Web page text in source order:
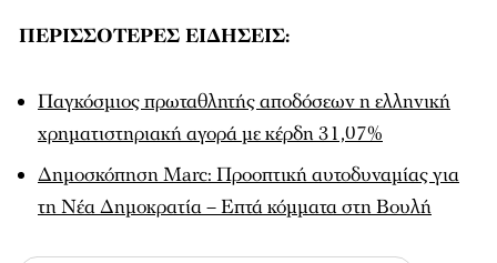
ΠΕΡΙΣΣΟΤΕΡΕΣ ΕΙΔΗΣΕΙΣ:
Παγκόσμιος πρωταθλητής αποδόσεων η ελληνική
χρηματιστηριακή αγορά με κέρδη 31,07%
Δημοσκόπηση Marc: Προοπτική αυτοδυναμίας για
τη Νέα Δημοκρατία – Επτά κόμματα στη Βουλή